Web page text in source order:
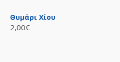
Θυμάρι Χίου
2,00€